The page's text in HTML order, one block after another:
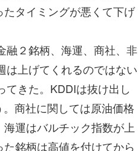
タイミングが悪くて下げ
２銘柄、海運、商社、非
は上げてくれるのではない
きた。KDDIは抜け出し
商社に関しては原油価格
運はバルチック指数が上
銘柄は高値を付けてから